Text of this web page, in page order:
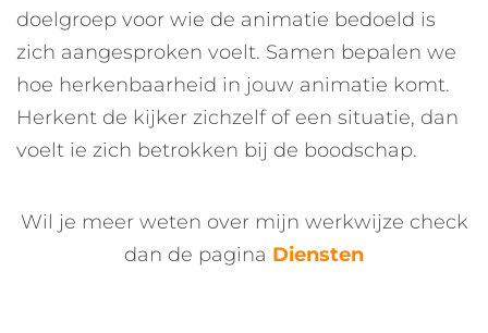
doelgroep voor wie de animatie bedoeld is
zich aangesproken voelt. Samen bepalen we
hoe herkenbaarheid in jouw animatie komt.
Herkent de kijker zichzelf of een situatie, dan
voelt ie zich betrokken bij de boodschap.
Wil je meer weten over mijn werkwijze check
dan de pagina Diensten